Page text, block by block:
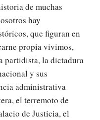
de muchas
hay
que figuran en
propia vivimos,
partidista, la dictadura
y sus
administrativa
el terremoto de
de Justicia, el